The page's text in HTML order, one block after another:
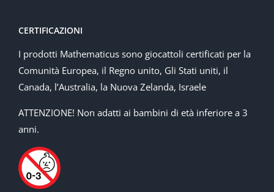
CERTIFICAZIONI
I prodotti Mathematicus sono giocattoli certificati per la
Comunità Europea, il Regno unito, Gli Stati uniti, il
Canada, l’Australia, la Nuova Zelanda, Israele
ATTENZIONE! Non adatti ai bambini di età inferiore a 3
anni.